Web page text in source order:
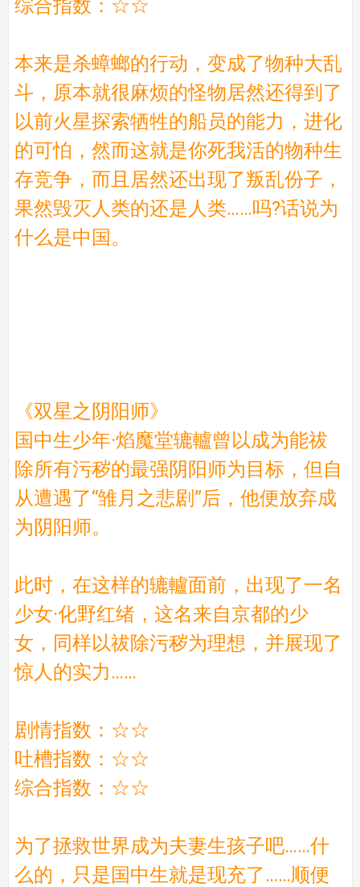
综合指数：☆☆
本来是杀蟑螂的行动，变成了物种大乱
斗，原本就很麻烦的怪物居然还得到了
以前火星探索牺牲的船员的能力，进化
的可怕，然而这就是你死我活的物种生
存竞争，而且居然还出现了叛乱份子，
果然毁灭人类的还是人类……吗?话说为
什么是中国。
《双星之阴阳师》
国中生少年·焰魔堂辘轤曾以成为能祓
除所有污秽的最强阴阳师为目标，但自
从遭遇了“雏月之悲剧”后，他便放弃成
为阴阳师。
此时，在这样的辘轤面前，出现了一名
少女·化野红绪，这名来自京都的少
女，同样以祓除污秽为理想，并展现了
惊人的实力……
剧情指数：☆☆
吐槽指数：☆☆
综合指数：☆☆
为了拯救世界成为夫妻生孩子吧……什
么的，只是国中生就是现充了……顺便